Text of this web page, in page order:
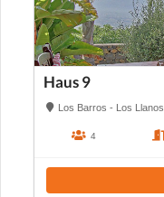
Haus 9
Los Barros - Los Llanos
4